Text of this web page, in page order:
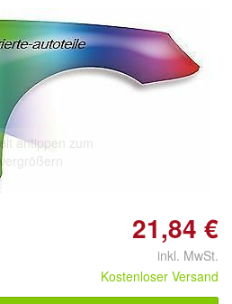
antippen zum
vergrößern
21,84 €
inkl. MwSt.
Kostenloser Versand